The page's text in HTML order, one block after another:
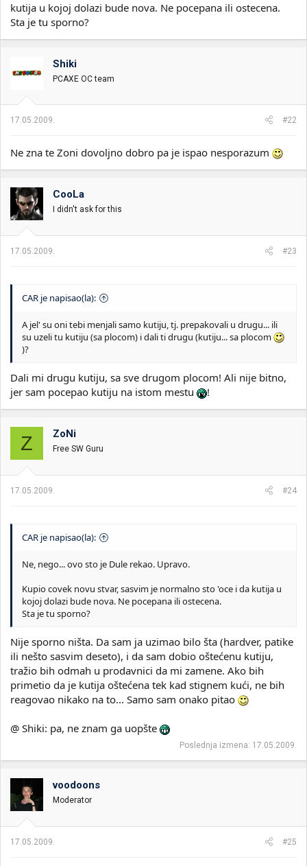
kutija u kojoj dolazi bude nova. Ne pocepana ili ostecena.
Sta je tu sporno?
Shiki
PCAXE OC team
17.05.2009. #22
Ne zna te Zoni dovoljno dobro pa je ispao nesporazum
CooLa
I didn't ask for this
17.05.2009. #23
CAR je napisao(la):
A jel' su oni tebi menjali samo kutiju, tj. prepakovali u drugu... ili
su uzeli tu kutiju (sa plocom) i dali ti drugu (kutiju... sa plocom
)?
Dali mi drugu kutiju, sa sve drugom plocom! Ali nije bitno,
jer sam pocepao kutiju na istom mestu
!
Z ZoNi
Free SW Guru
17.05.2009. #24
CAR je napisao(la):
Ne, nego... ovo sto je Dule rekao. Upravo.
Kupio covek novu stvar, sasvim je normalno sto 'oce i da kutija u
kojoj dolazi bude nova. Ne pocepana ili ostecena.
Sta je tu sporno?
Nije sporno ništa. Da sam ja uzimao bilo šta (hardver, patike
ili nešto sasvim deseto), i da sam dobio oštećenu kutiju,
tražio bih odmah u prodavnici da mi zamene. Ako bih
primetio da je kutija oštećena tek kad stignem kući, ne bih
reagovao nikako na to... Samo sam onako pitao
@ Shiki: pa, ne znam ga uopšte
Poslednja izmena: 17.05.2009.
voodoons
Moderator
17.05.2009. #25